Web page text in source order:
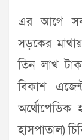
এর আগে
সড়কের
তিন লাখ
বিকাশ
অর্থোপেডিক
হাসপাতাল)